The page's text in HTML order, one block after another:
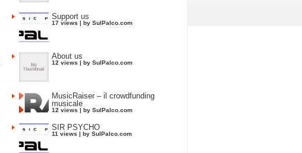
Support us
17 views | by SulPalco.com
About us
12 views | by SulPalco.com
MusicRaiser – il crowdfunding
musicale
12 views | by SulPalco.com
SIR PSYCHO
11 views | by SulPalco.com